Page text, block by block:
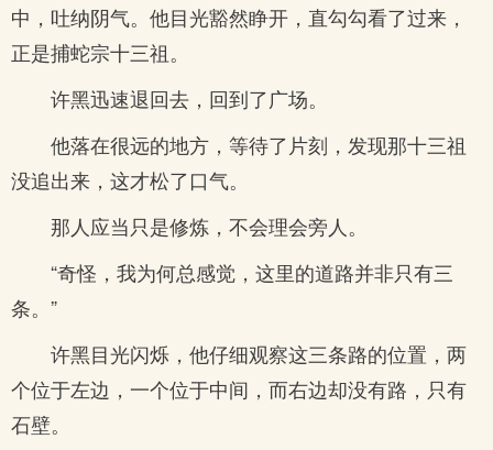
中，吐纳阴气。他目光豁然睁开，直勾勾看了过来，
正是捕蛇宗十三祖。
许黑迅速退回去，回到了广场。
他落在很远的地方，等待了片刻，发现那十三祖
没追出来，这才松了口气。
那人应当只是修炼，不会理会旁人。
“奇怪，我为何总感觉，这里的道路并非只有三
条。”
许黑目光闪烁，他仔细观察这三条路的位置，两
个位于左边，一个位于中间，而右边却没有路，只有
石壁。